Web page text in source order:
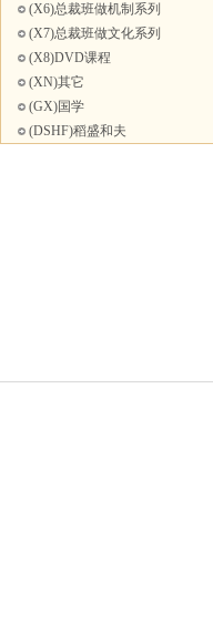
(X6)总裁班做机制系列
(X7)总裁班做文化系列
(X8)DVD课程
(XN)其它
(GX)国学
(DSHF)稻盛和夫